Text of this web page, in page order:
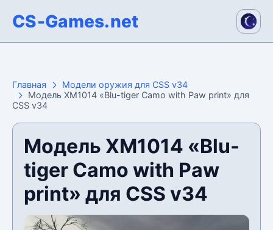
CS-Games.net
Главная
Модели оружия для CSS v34
Модель XM1014 «Blu-tiger Camo with Paw print» для
CSS v34
Модель XM1014 «Blu-
tiger Camo with Paw
print» для CSS v34